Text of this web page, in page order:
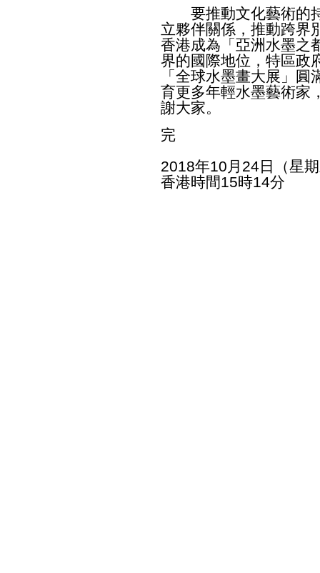
要推動文化藝術的持
立夥伴關係，推動跨界
香港成為「亞洲水墨之
界的國際地位，特區政
「全球水墨畫大展」
育更多年輕水墨藝術家
謝大家。
完
2018年10月24日（星
香港時間15時14分